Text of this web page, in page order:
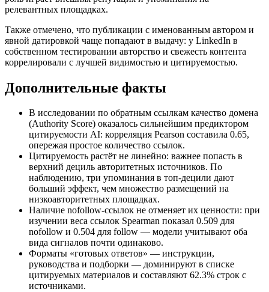
релевантных площадках.
Также отмечено, что публикации с именованным автором и
явной датировкой чаще попадают в выдачу: у LinkedIn в
собственном тестировании авторство и свежесть контента
коррелировали с лучшей видимостью и цитируемостью.
Дополнительные факты
В исследовании по обратным ссылкам качество домена
(Authority Score) оказалось сильнейшим предиктором
цитируемости AI: корреляция Pearson составила 0.65,
опережая простое количество ссылок.
Цитируемость растёт не линейно: важнее попасть в
верхний дециль авторитетных источников. По
наблюдению, три упоминания в топ‑децили дают
больший эффект, чем множество размещений на
низкоавторитетных площадках.
Наличие nofollow‑ссылок не отменяет их ценности: при
изучении веса ссылок Spearman показал 0.509 для
nofollow и 0.504 для follow — модели учитывают оба
вида сигналов почти одинаково.
Форматы «готовых ответов» — инструкции,
руководства и подборки — доминируют в списке
цитируемых материалов и составляют 62.3% строк с
источниками.